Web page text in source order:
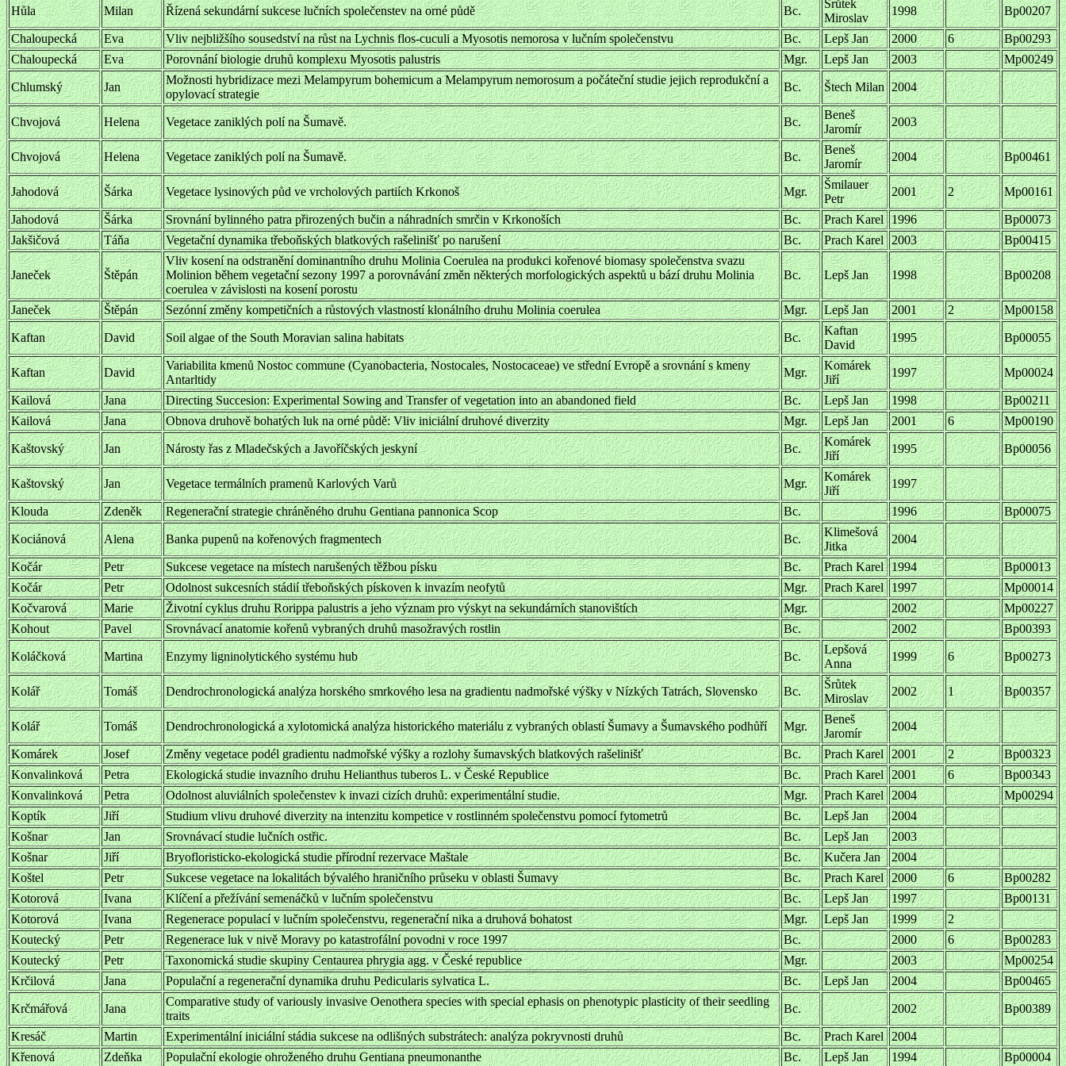
Hůla Milan Řízená sekundární sukcese lučních společenstev na orné půdě Bc.
Šrůtek
Miroslav
1998 Bp00207
Chaloupecká Eva Vliv nejbližšího sousedství na růst na Lychnis flos-cuculi a Myosotis nemorosa v lučním společenstvu Bc. Lepš Jan 2000 6
Bp00293
Chaloupecká
Eva Porovnání biologie druhů komplexu Myosotis palustris Mgr. Lepš Jan 2003 Mp00249
Chlumský Jan
Možnosti hybridizace mezi Melampyrum bohemicum a Melampyrum nemorosum a počáteční studie jejich reprodukční a
opylovací strategie
Bc. Štech Milan 2004
Chvojová Helena Vegetace zaniklých polí na Šumavě. Bc.
Beneš
Jaromír
2003
Chvojová Helena Vegetace zaniklých polí na Šumavě. Bc.
Beneš
Jaromír
2004 Bp00461
Jahodová Šárka Vegetace lysinových půd ve vrcholových partiích Krkonoš Mgr.
Šmilauer
Petr
2001 2 Mp00161
Jahodová Šárka Srovnání bylinného patra přirozených bučin a náhradních smrčin v Krkonoších Bc. Prach Karel 1996
Bp00073
Jakšičová
Táňa Vegetační dynamika třeboňských blatkových rašelinišť po narušení Bc. Prach Karel 2003 Bp00415
Janeček Štěpán
Vliv kosení na odstranění dominantního druhu Molinia Coerulea na produkci kořenové biomasy společenstva svazu
Molinion během vegetační sezony 1997 a porovnávání změn některých morfologických aspektů u bází druhu Molinia
coerulea v závislosti na kosení porostu
Bc. Lepš Jan 1998 Bp00208
Janeček Štěpán Sezónní změny kompetičních a růstových vlastností klonálního druhu Molinia coerulea Mgr. Lepš Jan 2001 2 Mp00158
Kaftan David Soil algae of the South Moravian salina habitats Bc.
Kaftan
David
1995 Bp00055
Kaftan David
Variabilita kmenů Nostoc commune (Cyanobacteria, Nostocales, Nostocaceae) ve střední Evropě a srovnání s kmeny
Antarltidy
Mgr.
Komárek
Jiří
1997 Mp00024
Kailová Jana Directing Succesion: Experimental Sowing and Transfer of vegetation into an abandoned field Bc. Lepš Jan 1998
Bp00211
Kailová
Jana Obnova druhově bohatých luk na orné půdě: Vliv iniciální druhové diverzity Mgr. Lepš Jan 2001 6 Mp00190
Kaštovský Jan Nárosty řas z Mladečských a Javoříčských jeskyní Bc.
Komárek
Jiří
1995 Bp00056
Kaštovský Jan Vegetace termálních pramenů Karlových Varů Mgr.
Komárek
Jiří
1997
Klouda Zdeněk Regenerační strategie chráněného druhu Gentiana pannonica Scop Bc. 1996 Bp00075
Kociánová Alena Banka pupenů na kořenových fragmentech Bc.
Klimešová
Jitka
2004
Kočár Petr Sukcese vegetace na místech narušených těžbou písku Bc. Prach Karel 1994
Bp00013
Kočár
Petr Odolnost sukcesních stádií třeboňských pískoven k invazím neofytů Mgr. Prach Karel 1997
Mp00014
Kočvarová
Marie Životní cyklus druhu Rorippa palustris a jeho význam pro výskyt na sekundárních stanovištích Mgr. 2002
Mp00227
Kohout
Pavel Srovnávací anatomie kořenů vybraných druhů masožravých rostlin Bc. 2002 Bp00393
Koláčková Martina Enzymy ligninolytického systému hub Bc.
Lepšová
Anna
1999 6 Bp00273
Kolář Tomáš Dendrochronologická analýza horského smrkového lesa na gradientu nadmořské výšky v Nízkých Tatrách, Slovensko Bc.
Šrůtek
Miroslav
2002 1 Bp00357
Kolář Tomáš Dendrochronologická a xylotomická analýza historického materiálu z vybraných oblastí Šumavy a Šumavského podhůří Mgr.
Beneš
Jaromír
2004
Komárek Josef Změny vegetace podél gradientu nadmořské výšky a rozlohy šumavských blatkových rašelinišť Bc. Prach Karel 2001 2
Bp00323
Konvalinková
Petra Ekologická studie invazního druhu Helianthus tuberos L. v České Republice Bc. Prach Karel 2001 6
Bp00343
Konvalinková
Petra Odolnost aluviálních společenstev k invazi cizích druhů: experimentální studie. Mgr. Prach Karel 2004
Mp00294
Koptík
Jiří Studium vlivu druhové diverzity na intenzitu kompetice v rostlinném společenstvu pomocí fytometrů Bc. Lepš Jan
2004
Košnar
Jan Srovnávací studie lučních ostřic. Bc. Lepš Jan
2003
Košnar
Jiří Bryofloristicko-ekologická studie přírodní rezervace Maštale Bc. Kučera Jan
2004
Koštel
Petr Sukcese vegetace na lokalitách bývalého hraničního průseku v oblasti Šumavy Bc. Prach Karel 2000 6
Bp00282
Kotorová
Ivana Klíčení a přežívání semenáčků v lučním společenstvu Bc. Lepš Jan 1997
Bp00131
Kotorová
Ivana Regenerace populací v lučním společenstvu, regenerační nika a druhová bohatost Mgr. Lepš Jan 1999
2
Koutecký
Petr Regenerace luk v nivě Moravy po katastrofální povodni v roce 1997 Bc. 2000 6
Bp00283
Koutecký
Petr Taxonomická studie skupiny Centaurea phrygia agg. v České republice Mgr. 2003
Mp00254
Krčilová
Jana Populační a regenerační dynamika druhu Pedicularis sylvatica L. Bc. Lepš Jan 2004 Bp00465
Krčmářová Jana
Comparative study of variously invasive Oenothera species with special ephasis on phenotypic plasticity of their seedling
traits
Bc. 2002 Bp00389
Kresáč Martin Experimentální iniciální stádia sukcese na odlišných substrátech: analýza pokryvnosti druhů Bc. Prach Karel 2004
Křenová
Zdeňka Populační ekologie ohroženého druhu Gentiana pneumonanthe Bc. Lepš Jan 1994 Bp00004